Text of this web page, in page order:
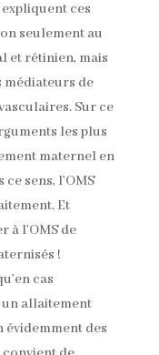
ces
seulement au
et rétinien, mais
médiateurs de
Sur ce
les plus
maternel en
sens, l’OMS
Et
à l’OMS de
!
cas
un allaitement
évidemment des